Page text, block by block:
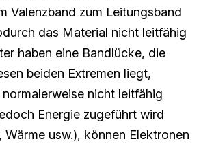
Valenzband zum Leitungsband
das Material nicht leitfähig
haben eine Bandlücke, die
beiden Extremen liegt,
nicht leitfähig
Energie zugeführt wird
Wärme usw.), können Elektronen